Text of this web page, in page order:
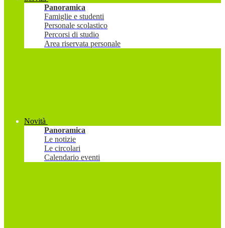
Panoramica
Famiglie e studenti
Personale scolastico
Percorsi di studio
Area riservata personale
Novità
Panoramica
Le notizie
Le circolari
Calendario eventi